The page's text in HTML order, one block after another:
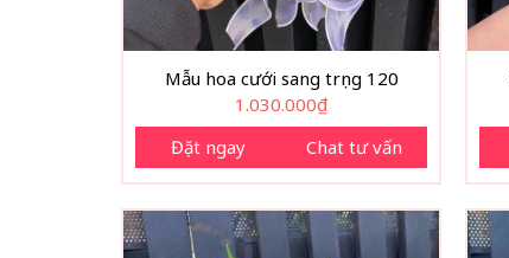
Mẫu hoa cưới sang trọng 120
1.030.000₫
Đặt ngay
Chat tư vấn